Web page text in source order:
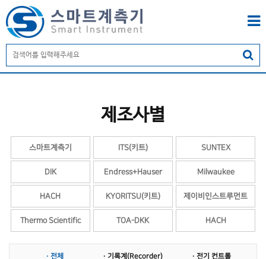
제조사별
스마트계측기 ITS(키트) SUNTEX
DIK Endress+Hauser Milwaukee
HACH KYORITSU(키트) 제이비인스트루먼트
Thermo Scientific TOA-DKK HACH
YSI KEC 계면계
· 전체 · 기록계(Recorder)
· 전기 컨트롤